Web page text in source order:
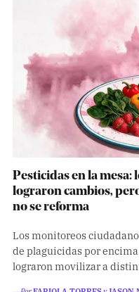
Pesticidas en la
lograron cambios,
no se reforma
Los monitoreos
de plaguicidas por
lograron movilizar a